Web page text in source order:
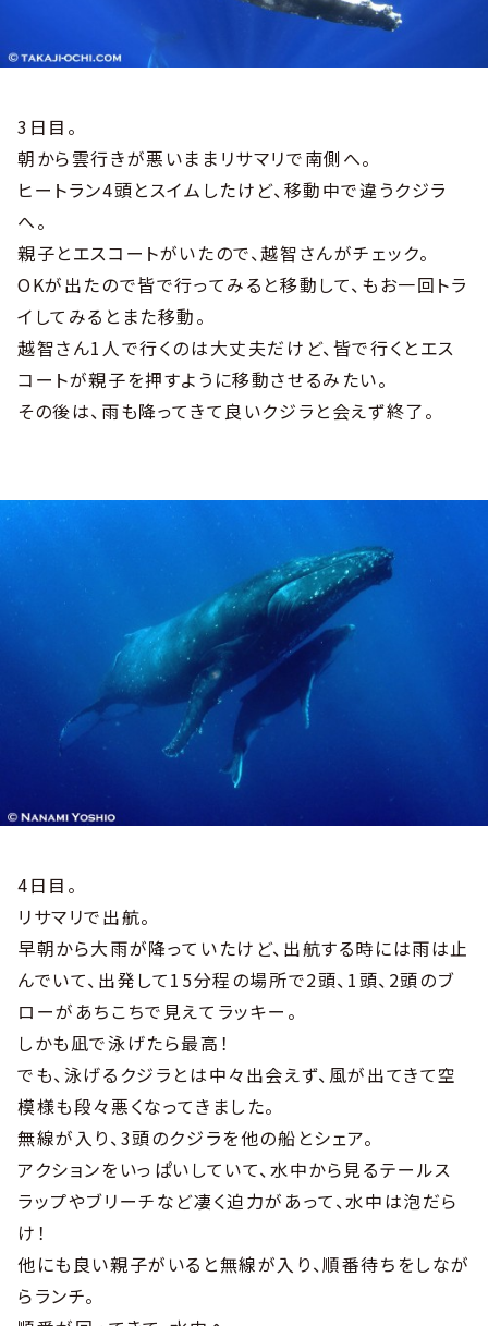
3日目。
朝から雲行きが悪いままリサマリで南側へ。
ヒートラン4頭とスイムしたけど、移動中で違うクジラ
へ。
親子とエスコートがいたので、越智さんがチェック。
OKが出たので皆で行ってみると移動して、もお一回トラ
イしてみるとまた移動。
越智さん1人で行くのは大丈夫だけど、皆で行くとエス
コートが親子を押すように移動させるみたい。
その後は、雨も降ってきて良いクジラと会えず終了。
4日目。
リサマリで出航。
早朝から大雨が降っていたけど、出航する時には雨は止
んでいて、出発して15分程の場所で2頭、1頭、2頭のブ
ローがあちこちで見えてラッキー。
しかも凪で泳げたら最高！
でも、泳げるクジラとは中々出会えず、風が出てきて空
模様も段々悪くなってきました。
無線が入り、3頭のクジラを他の船とシェア。
アクションをいっぱいしていて、水中から見るテールス
ラップやブリーチなど凄く迫力があって、水中は泡だら
け！
他にも良い親子がいると無線が入り、順番待ちをしなが
らランチ。